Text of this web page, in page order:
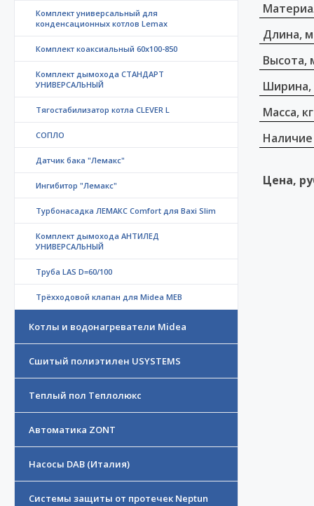
Комплект универсальный для
конденсационных котлов Lemax
Комплект коаксиальный 60х100-850
Комплект дымохода СТАНДАРТ
УНИВЕРСАЛЬНЫЙ
Тягостабилизатор котла CLEVER L
СОПЛО
Датчик бака "Лемакс"
Ингибитор "Лемакс"
Турбонасадка ЛЕМАКС Comfort для Baxi Slim
Комплект дымохода АНТИЛЕД
УНИВЕРСАЛЬНЫЙ
Труба LAS D=60/100
Трёхходовой клапан для Midea MEB
Котлы и водонагреватели Midea
Сшитый полиэтилен USYSTEMS
Теплый пол Теплолюкс
Автоматика ZONT
Насосы DAB (Италия)
Системы защиты от протечек Neptun
Длина,
Высота,
Масса, кг
Наличие
Цена,